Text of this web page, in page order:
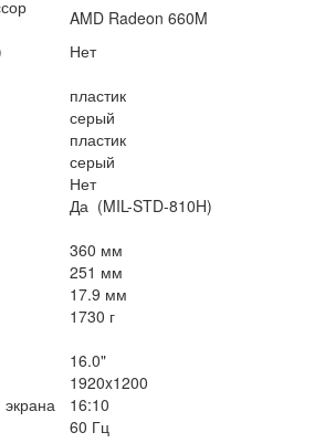
AMD Radeon 660M
Нет
пластик
серый
пластик
серый
Нет
Да (MIL-STD-810H)
360 мм
251 мм
17.9 мм
1730 г
16.0"
1920x1200
16:10
60 Гц